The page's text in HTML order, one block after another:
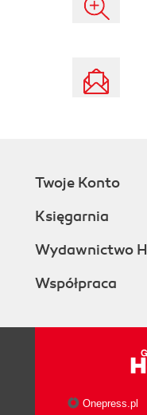
Twoje Konto
Księgarnia
Wydawnictwo
Współpraca
Onepress.pl